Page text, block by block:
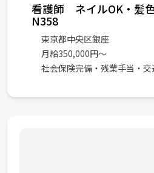
看護師 ネイルOK・髪
N358
東京都中央区銀座
月給350,000円～
社会保険完備・残業手当・